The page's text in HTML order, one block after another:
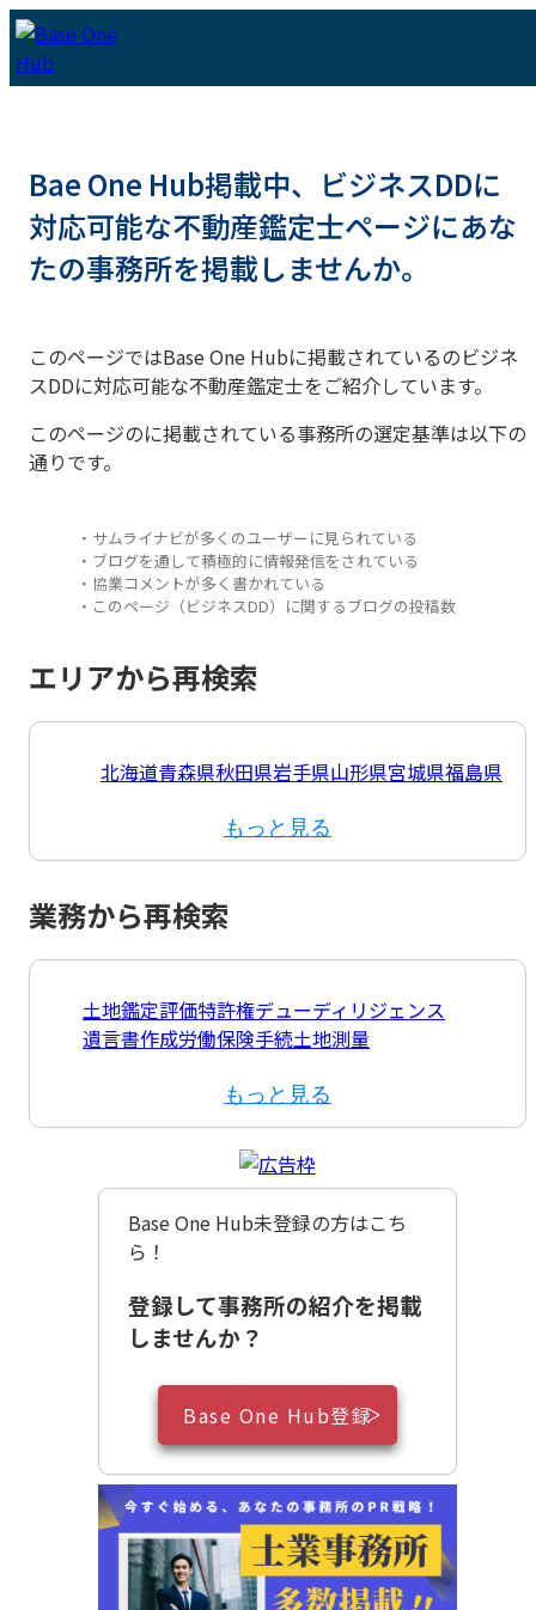
Bae One Hub掲載中、ビジネスDDに
対応可能な不動産鑑定士ページにあな
たの事務所を掲載しませんか。
このページではBase One Hubに掲載されているのビジネ
スDDに対応可能な不動産鑑定士をご紹介しています。
このページのに掲載されている事務所の選定基準は以下の
通りです。
・サムライナビが多くのユーザーに見られている
・ブログを通して積極的に情報発信をされている
・協業コメントが多く書かれている
・このページ（ビジネスDD）に関するブログの投稿数
エリアから再検索
北海道青森県秋田県岩手県山形県宮城県福島県
もっと見る
業務から再検索
土地鑑定評価特許権デューディリジェンス
遺言書作成労働保険手続土地測量
もっと見る
Base One Hub未登録の方はこち
ら！
登録して事務所の紹介を掲載
しませんか？
Base One Hub登録